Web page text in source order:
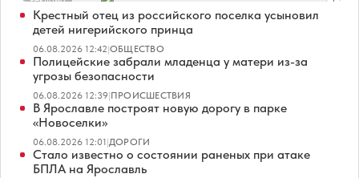
Крестный отец из российского поселка усыновил
детей нигерийского принца
06.08.2026 12:42|ОБЩЕСТВО
Полицейские забрали младенца у матери из-за
угрозы безопасности
06.08.2026 12:39|ПРОИСШЕСТВИЯ
В Ярославле построят новую дорогу в парке
«Новоселки»
06.08.2026 12:01|ДОРОГИ
Стало известно о состоянии раненых при атаке
БПЛА на Ярославль